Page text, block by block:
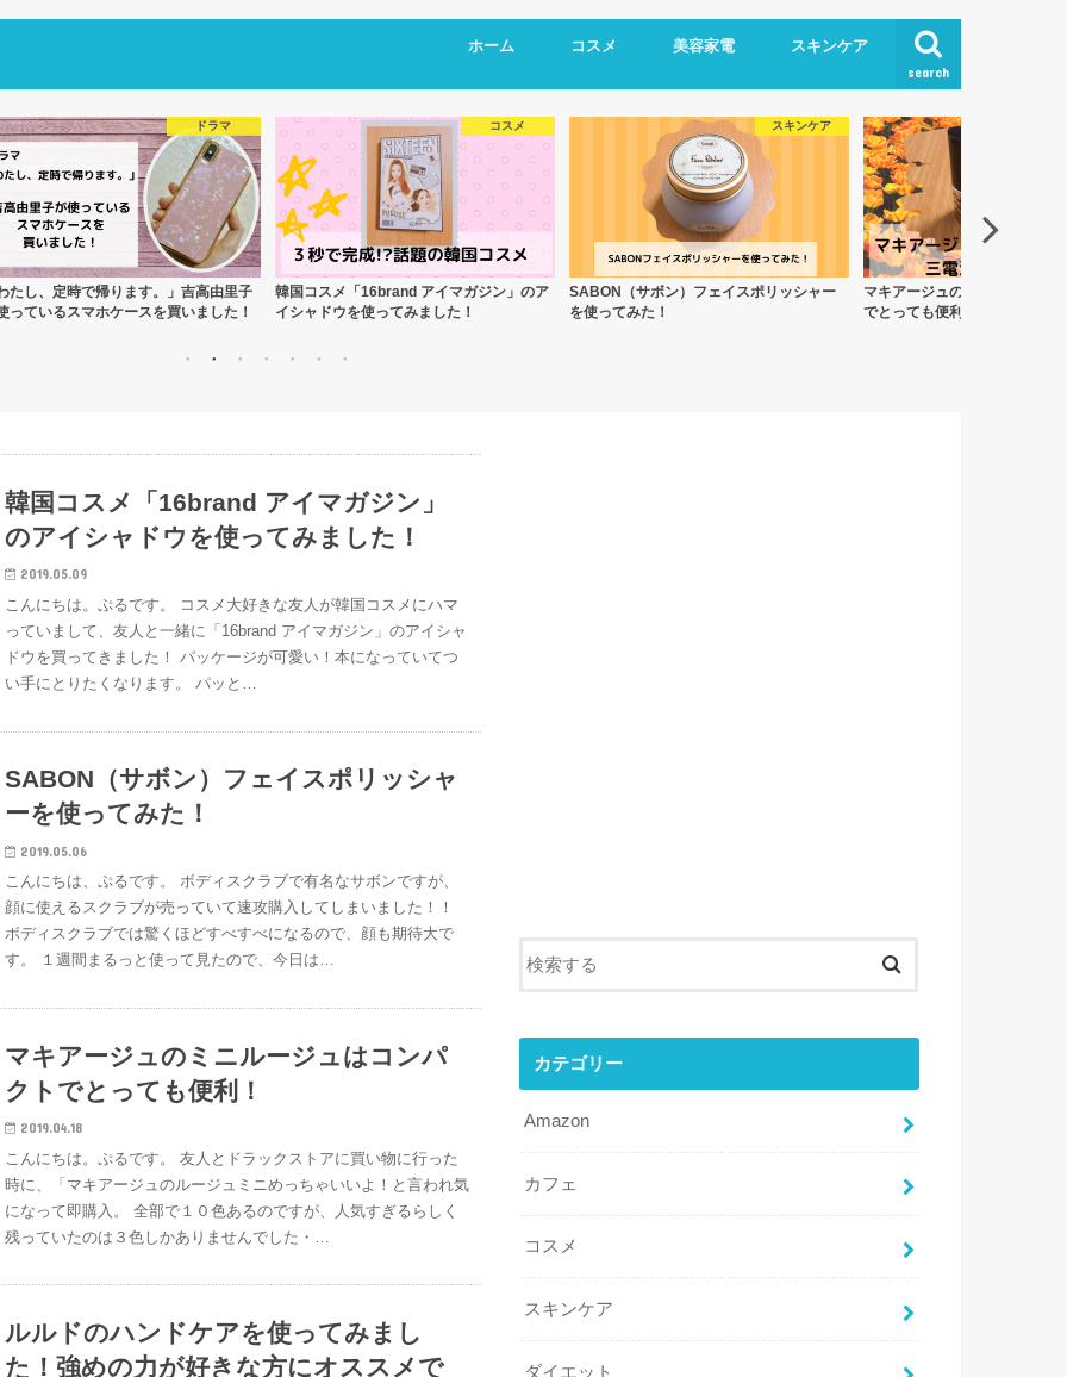
search
ホーム コスメ 美容家電 スキンケア
ドラマ
たし、定時で帰ります。」吉高由里子
っているスマホケースを買いました！
コスメ
韓国コスメ「16brand アイマガジン」のア
イシャドウを使ってみました！
スキンケア
SABON（サボン）フェイスポリッシャー
を使ってみた！
マキアージュのミニルージュ
でとっても便利！
韓国コスメ「16brand アイマガジン」
のアイシャドウを使ってみました！
2019.05.09
こんにちは。ぷるです。 コスメ大好きな友人が韓国コスメにハマ
っていまして、友人と一緒に「16brand アイマガジン」のアイシャ
ドウを買ってきました！ パッケージが可愛い！本になっていてつ
い手にとりたくなります。 パッと…
SABON（サボン）フェイスポリッシャ
ーを使ってみた！
2019.05.06
こんにちは、ぷるです。 ボディスクラブで有名なサボンですが、
顔に使えるスクラブが売っていて速攻購入してしまいました！！
ボディスクラブでは驚くほどすべすべになるので、顔も期待大で
す。 １週間まるっと使って見たので、今日は…
マキアージュのミニルージュはコンパ
クトでとっても便利！
2019.04.18
こんにちは。ぷるです。 友人とドラックストアに買い物に行った
時に、「マキアージュのルージュミニめっちゃいいよ！と言われ気
になって即購入。 全部で１０色あるのですが、人気すぎるらしく
残っていたのは３色しかありませんでした・…
ルルドのハンドケアを使ってみまし
た！強めの力が好きな方にオススメで
カテゴリー
Amazon
カフェ
コスメ
スキンケア
ダイエット